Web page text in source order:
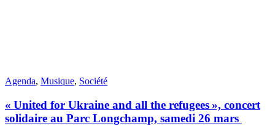
Agenda, Musique, Société
« United for Ukraine and all the refugees », concert
solidaire au Parc Longchamp, samedi 26 mars